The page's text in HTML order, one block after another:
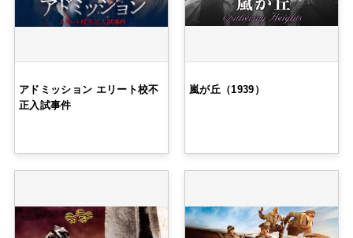
アドミッション エリート校不
正入試事件
嵐が丘（1939）